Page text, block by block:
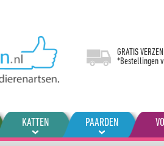
GRATIS
*Bestellingen
KATTEN PAARDEN